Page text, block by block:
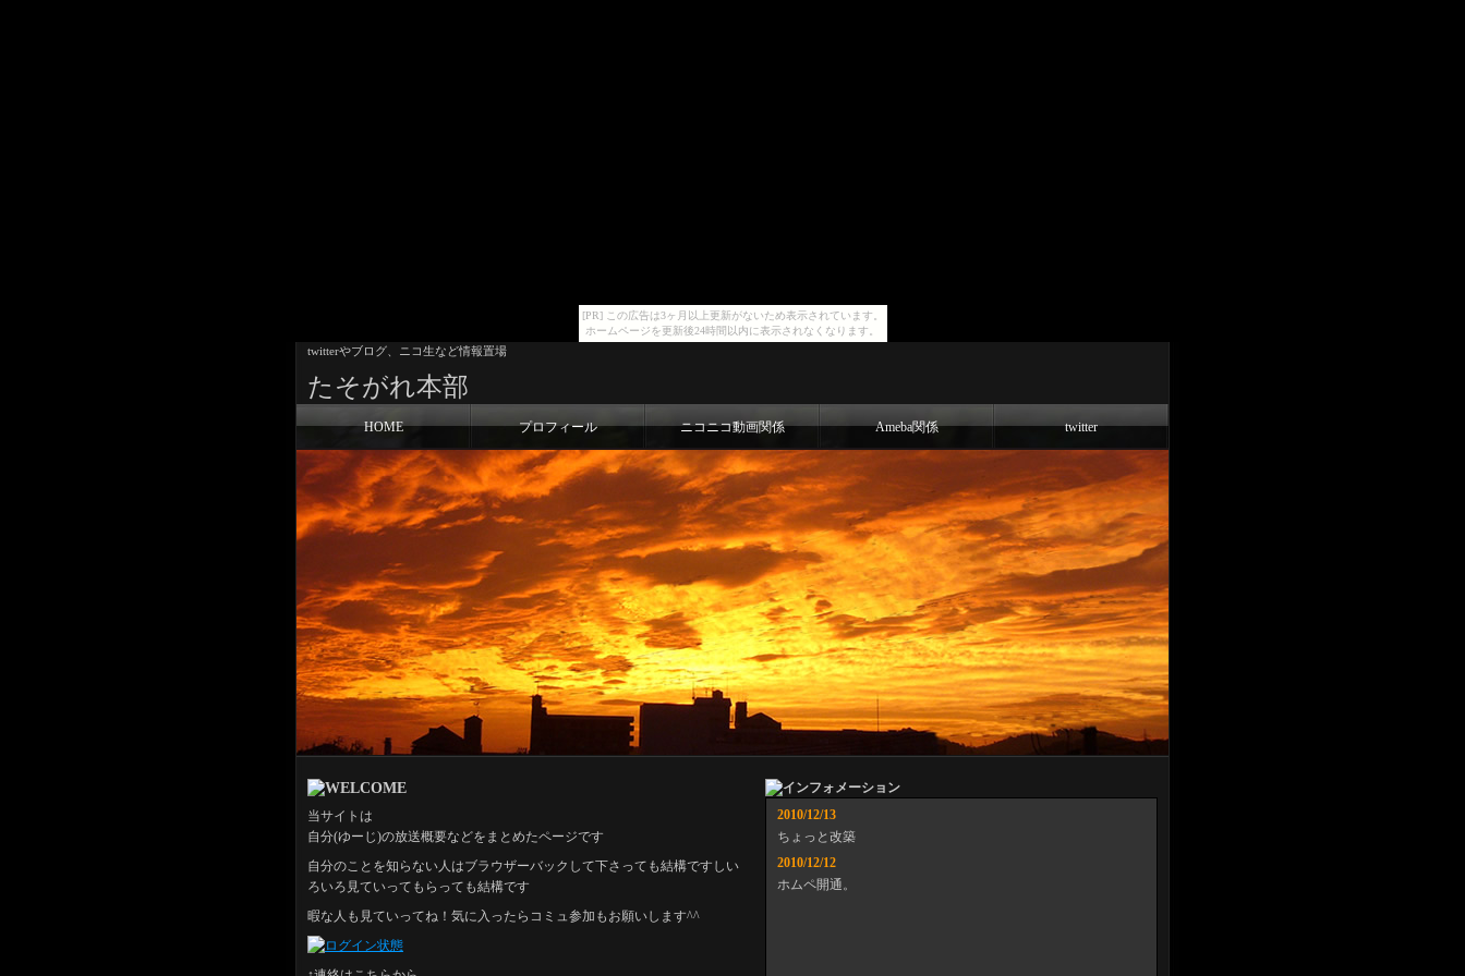
[PR] この広告は3ヶ月以上更新がないため表示されています。
ホームページを更新後24時間以内に表示されなくなります。
twitterやブログ、ニコ生など情報置場
たそがれ本部
HOME プロフィール ニコニコ動画関係 Ameba関係 twitter
当サイトは
自分(ゆーじ)の放送概要などをまとめたページです
自分のことを知らない人はブラウザーバックして下さっても結構ですしい
ろいろ見ていってもらっても結構です
暇な人も見ていってね！気に入ったらコミュ参加もお願いします^^
2010/12/13
ちょっと改築
2010/12/12
ホムペ開通。